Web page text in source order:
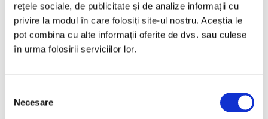
rețele sociale, de publicitate și de analize informații cu
privire la modul în care folosiți site-ul nostru. Aceștia le
pot combina cu alte informații oferite de dvs. sau culese
în urma folosirii serviciilor lor.
consimțământului
Necesare/ galerie foto